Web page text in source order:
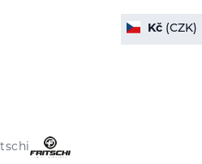
Kč(CZK)